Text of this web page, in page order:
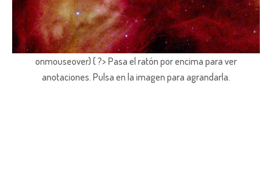
onmouseover) { ?> Pasa el ratón por encima para ver
anotaciones. Pulsa en la imagen para agrandarla.